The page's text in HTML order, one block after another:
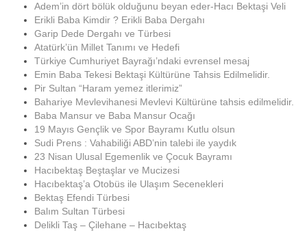
Adem’in dört bölük olduğunu beyan eder-Hacı Bektaşi Veli
Erikli Baba Kimdir ? Erikli Baba Dergahı
Garip Dede Dergahı ve Türbesi
Atatürk’ün Millet Tanımı ve Hedefi
Türkiye Cumhuriyet Bayrağı’ndaki evrensel mesaj
Emin Baba Tekesi Bektaşi Kültürüne Tahsis Edilmelidir.
Pir Sultan “Haram yemez itlerimiz”
Bahariye Mevlevihanesi Mevlevi Kültürüne tahsis edilmelidir.
Baba Mansur ve Baba Mansur Ocağı
19 Mayıs Gençlik ve Spor Bayramı Kutlu olsun
Sudi Prens : Vahabiliği ABD’nin talebi ile yaydık
23 Nisan Ulusal Egemenlik ve Çocuk Bayramı
Hacıbektaş Beştaşlar ve Mucizesi
Hacıbektaş’a Otobüs ile Ulaşım Secenekleri
Bektaş Efendi Türbesi
Balım Sultan Türbesi
Delikli Taş – Çilehane – Hacıbektaş